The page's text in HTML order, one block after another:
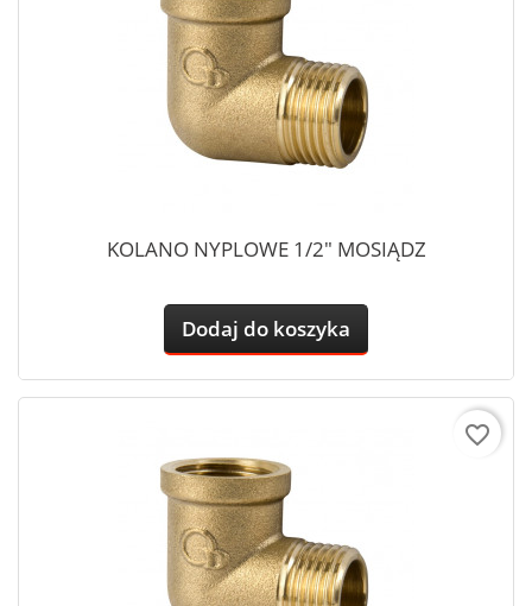
KOLANO NYPLOWE 1/2" MOSIĄDZ
Dodaj do koszyka
favorite_border